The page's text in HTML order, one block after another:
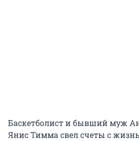
Баскетболист и бывший муж
Янис Тимма свел счеты с